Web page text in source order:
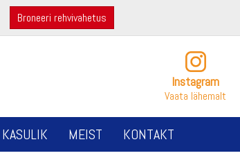
Broneeri rehvivahetus
Instagram
Vaata lähemalt
KASULIK MEIST KONTAKT